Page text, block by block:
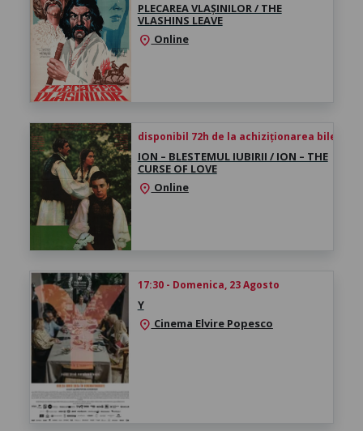
PLECAREA VLAȘINILOR / THE
VLASHINS LEAVE
location_on Online
disponibil 72h de la achiziționarea biletului
ION – BLESTEMUL IUBIRII / ION – THE
CURSE OF LOVE
location_on Online
17:30 - Domenica, 23 Agosto
Y
location_on Cinema Elvire Popesco